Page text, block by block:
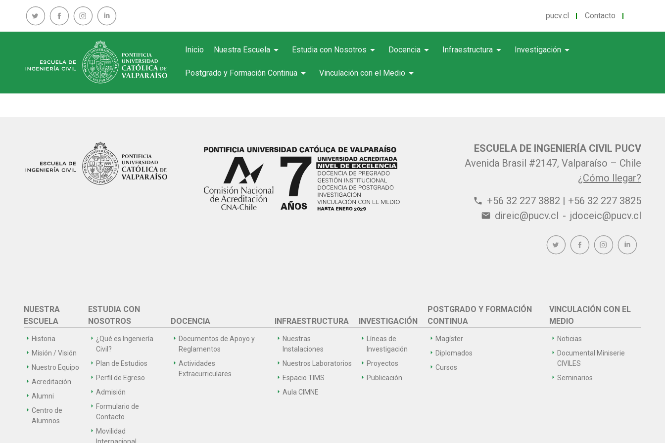
pucv.cl Contacto
Inicio Nuestra Escuela arrow_drop_down Estudia con Nosotros arrow_drop_down Docencia arrow_drop_down Infraestructura arrow_drop_down Investigación arrow_drop_down
Postgrado y Formación Continua arrow_drop_down Vinculación con el Medio arrow_drop_down
ESCUELA DE INGENIERÍA CIVIL PUCV
Avenida Brasil #2147, Valparaíso – Chile
¿Cómo llegar?
phone +56 32 227 3882 | +56 32 227 3825
email direic@pucv.cl - jdoceic@pucv.cl
NUESTRA
ESCUELA
Historia
Misión / Visión
Nuestro Equipo
Acreditación
Alumni
Centro de
Alumnos
ESTUDIA CON
NOSOTROS
¿Qué es Ingeniería
Civil?
Plan de Estudios
Perfil de Egreso
Admisión
Formulario de
Contacto
Movilidad
DOCENCIA
Documentos de Apoyo y
Reglamentos
Actividades
Extracurriculares
INFRAESTRUCTURA
Nuestras
Instalaciones
Nuestros Laboratorios
Espacio TIMS
Aula CIMNE
INVESTIGACIÓN
Líneas de
Investigación
Proyectos
Publicación
POSTGRADO Y FORMACIÓN
CONTINUA
Magíster
Diplomados
Cursos
VINCULACIÓN CON EL
MEDIO
Noticias
Documental Miniserie
CIVILES
Seminarios